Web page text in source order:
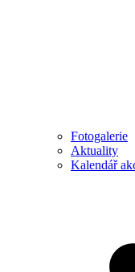
Fotogalerie
Aktuality
Kalendář